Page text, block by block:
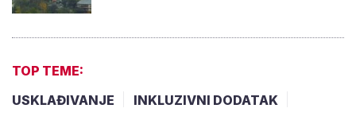
TOP TEME:
USKLAĐIVANJE
INKLUZIVNI DODATAK